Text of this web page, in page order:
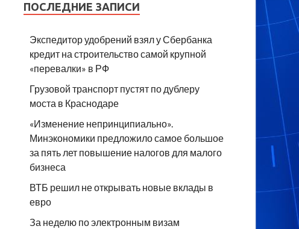
ПОСЛЕДНИЕ ЗАПИСИ
Экспедитор удобрений взял у Сбербанка
кредит на строительство самой крупной
«перевалки» в РФ
Грузовой транспорт пустят по дублеру
моста в Краснодаре
«Изменение непринципиально».
Минэкономики предложило самое большое
за пять лет повышение налогов для малого
бизнеса
ВТБ решил не открывать новые вклады в
евро
За неделю по электронным визам